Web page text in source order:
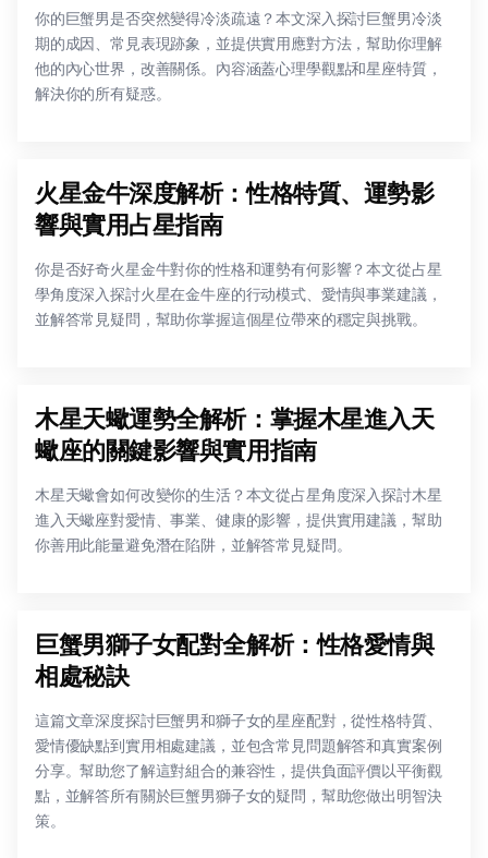
你的巨蟹男是否突然變得冷淡疏遠？本文深入探討巨蟹男冷淡
期的成因、常見表現跡象，並提供實用應對方法，幫助你理解
他的內心世界，改善關係。內容涵蓋心理學觀點和星座特質，
解決你的所有疑惑。
火星金牛深度解析：性格特質、運勢影
響與實用占星指南
你是否好奇火星金牛對你的性格和運勢有何影響？本文從占星
學角度深入探討火星在金牛座的行动模式、愛情與事業建議，
並解答常見疑問，幫助你掌握這個星位帶來的穩定與挑戰。
木星天蠍運勢全解析：掌握木星進入天
蠍座的關鍵影響與實用指南
木星天蠍會如何改變你的生活？本文從占星角度深入探討木星
進入天蠍座對愛情、事業、健康的影響，提供實用建議，幫助
你善用此能量避免潛在陷阱，並解答常見疑問。
巨蟹男獅子女配對全解析：性格愛情與
相處秘訣
這篇文章深度探討巨蟹男和獅子女的星座配對，從性格特質、
愛情優缺點到實用相處建議，並包含常見問題解答和真實案例
分享。幫助您了解這對組合的兼容性，提供負面評價以平衡觀
點，並解答所有關於巨蟹男獅子女的疑問，幫助您做出明智決
策。